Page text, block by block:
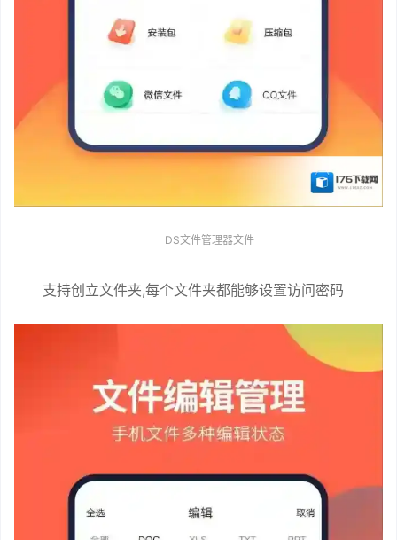
DS文件管理器文件
支持创立文件夹,每个文件夹都能够设置访问密码